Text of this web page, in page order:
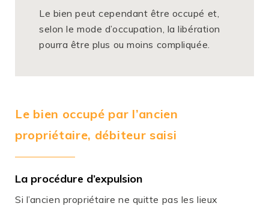
Le bien peut cependant être occupé et,
selon le mode d’occupation, la libération
pourra être plus ou moins compliquée.
Le bien occupé par l’ancien
propriétaire, débiteur saisi
La procédure d’expulsion
Si l’ancien propriétaire ne quitte pas les lieux